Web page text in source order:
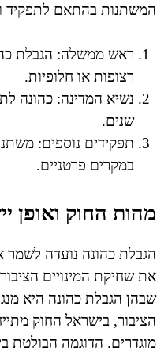
המשתנות בהתאם לתפקיד
ראש ממשלה: הגבלת
רצופות או חלופיות.
נשיא המדינה: כהונה
שנים.
תפקידים נוספים:
במקרים פרטניים.
מהות החוק ואופן
הגבלת כהונה נועדה לשמר
את שחיקת המינויים
שבהן הגבלת כהונה היא
הציבור, בישראל החוק
מוגדרים. הדוגמה הבולטת